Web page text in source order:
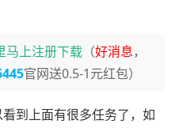
马上注册下载（好消息，
官网送0.5-1元红包）
到上面有很多任务了，如